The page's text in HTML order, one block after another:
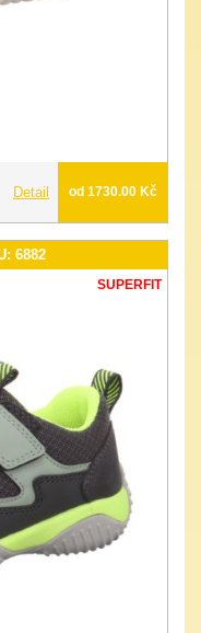
Detail od 1730.00 Kč
6882
SUPERFIT